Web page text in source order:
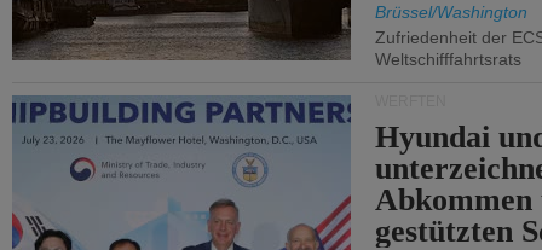
Brüssel/Washington
Zufriedenheit der
Weltschifffahrtsrats
Hyundai
gestützten